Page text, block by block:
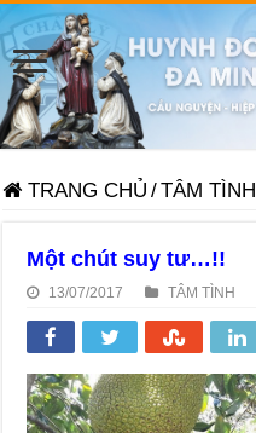
TRANG CHỦ /TÂM TÌNH
Một chút suy tư…!!
13/07/2017 TÂM TÌNH